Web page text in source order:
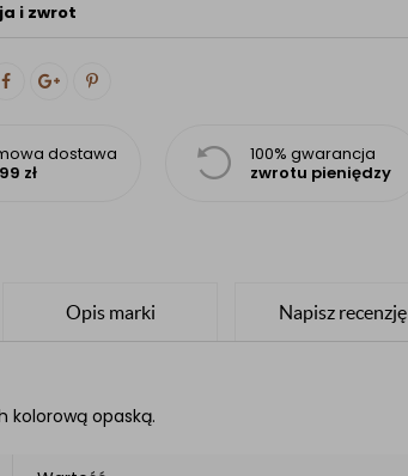
i zwrot
dostawa
zł
100% gwarancja
zwrotu pieniędzy
Opis marki Napisz recenzję
kolorową opaską.